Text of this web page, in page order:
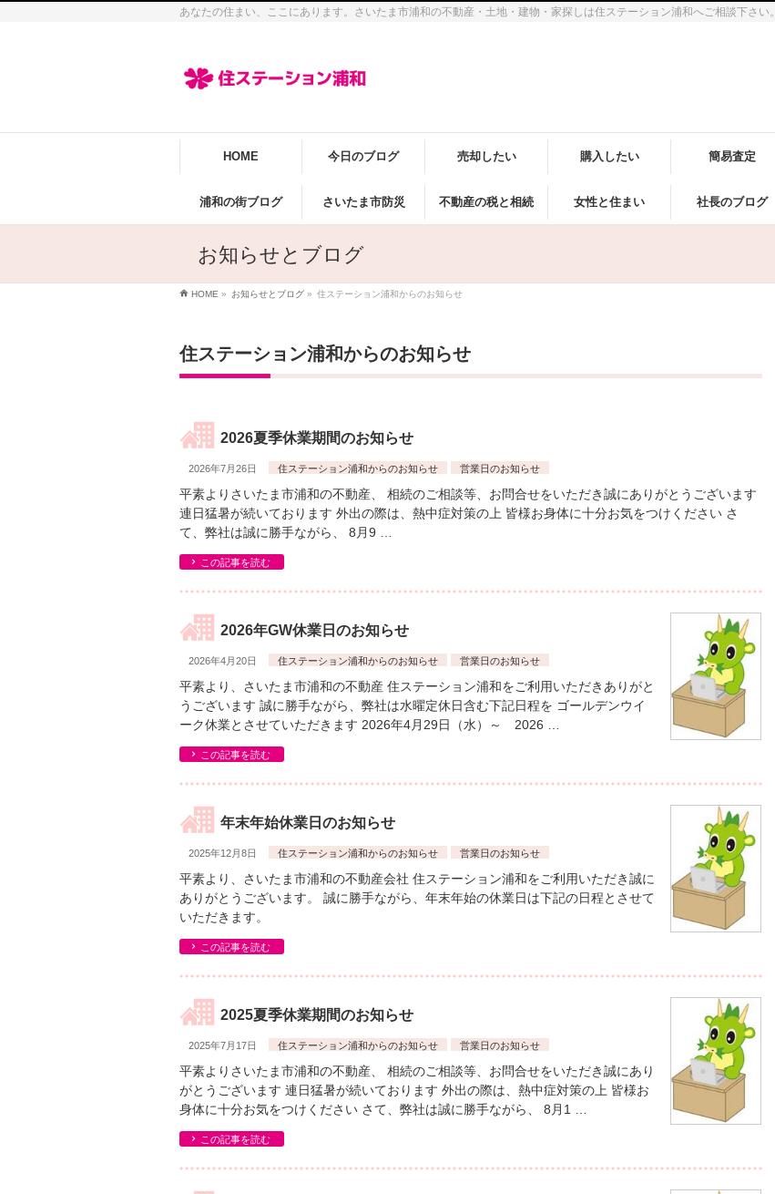
あなたの住まい、ここにあります。さいたま市浦和の不動産・土地・建物・家探しは住ステーション浦和へご相談下さい。
HOME 今日のブログ 売却したい 購入したい 簡易査定
浦和の街ブログ さいたま市防災 不動産の税と相続 女性と住まい 社長のブログ
お知らせとブログ
HOME » お知らせとブログ » 住ステーション浦和からのお知らせ
住ステーション浦和からのお知らせ
2026夏季休業期間のお知らせ
2026年7月26日 住ステーション浦和からのお知らせ 営業日のお知らせ
平素よりさいたま市浦和の不動産、 相続のご相談等、お問合せをいただき誠にありがとうございます
連日猛暑が続いております 外出の際は、熱中症対策の上 皆様お身体に十分お気をつけください さ
て、弊社は誠に勝手ながら、 8月9 …
この記事を読む
2026年GW休業日のお知らせ
2026年4月20日 住ステーション浦和からのお知らせ 営業日のお知らせ
平素より、さいたま市浦和の不動産 住ステーション浦和をご利用いただきありがと
うございます 誠に勝手ながら、弊社は水曜定休日含む下記日程を ゴールデンウイ
ーク休業とさせていただきます 2026年4月29日（水）～ 2026 …
この記事を読む
年末年始休業日のお知らせ
2025年12月8日 住ステーション浦和からのお知らせ 営業日のお知らせ
平素より、さいたま市浦和の不動産会社 住ステーション浦和をご利用いただき誠に
ありがとうございます。 誠に勝手ながら、年末年始の休業日は下記の日程とさせて
いただきます。
この記事を読む
2025夏季休業期間のお知らせ
2025年7月17日 住ステーション浦和からのお知らせ 営業日のお知らせ
平素よりさいたま市浦和の不動産、 相続のご相談等、お問合せをいただき誠にあり
がとうございます 連日猛暑が続いております 外出の際は、熱中症対策の上 皆様お
身体に十分お気をつけください さて、弊社は誠に勝手ながら、 8月1 …
この記事を読む